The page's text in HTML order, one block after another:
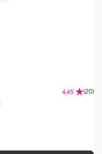
4.45 (20)